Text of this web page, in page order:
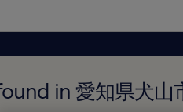
in 愛知県犬山